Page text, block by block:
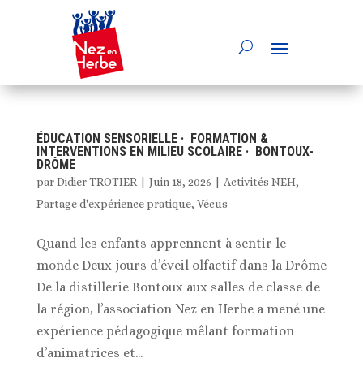
ÉDUCATION SENSORIELLE · FORMATION &
INTERVENTIONS EN MILIEU SCOLAIRE · BONTOUX-
DRÔME
parDidier TROTIER Juin 18, 2026 Activités NEH,
Partage d'expérience pratique, Vécus
Quand les enfants apprennent à sentir le
monde Deux jours d’éveil olfactif dans la Drôme
De la distillerie Bontoux aux salles de classe de
la région, l’association Nez en Herbe a mené une
expérience pédagogique mêlant formation
d’animatrices et...